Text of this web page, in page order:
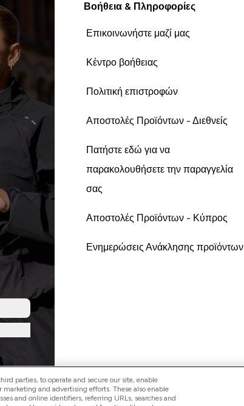
Βοήθεια & Πληροφορίες
Επικοινωνήστε μαζί μας
Κέντρο βοήθειας
Πολιτική επιστροφών
Αποστολές Προϊόντων - Διεθνείς
Πατήστε εδώ για να
παρακολουθήσετε την παραγγελία
σας
Αποστολές Προϊόντων - Κύπρος
Ενημερώσεις Ανάκλησης προϊόντων
parties, to operate and secure our site, enable
and advertising efforts. These also enable
and online identifiers, referring URLs, searches and